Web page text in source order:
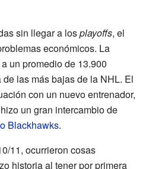
sin llegar a losplayoffs, el
económicos. La
un promedio de 13.900
las más bajas de la NHL. El
con un nuevo entrenador,
un gran intercambio de
Blackhawks.
11, ocurrieron cosas
historia al tener por primera